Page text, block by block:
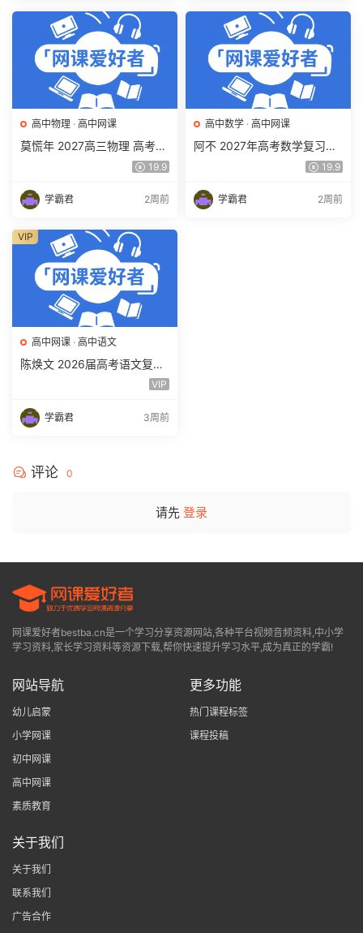
高中物理 · 高中网课
莫慌年 2027高三物理 高考物
19.9
学霸君 2周前
高中数学 · 高中网课
阿不 2027年高考数学复习网
课教程 高三数学 一轮复习视
19.9
学霸君 2周前
高中网课 · 高中语文
陈焕文 2026届高考语文复习
网课 高三语文 一二三轮视频
VIP
学霸君 3周前
VIP
评论 0
请先 登录
网课爱好者bestba.cn是一个学习分享资源网站,各种平台视频音频资料,中小学
学习资料,家长学习资料等资源下载,帮你快速提升学习水平,成为真正的学霸!
网站导航
幼儿启蒙
小学网课
初中网课
高中网课
素质教育
更多功能
热门课程标签
课程投稿
关于我们
关于我们
联系我们
广告合作